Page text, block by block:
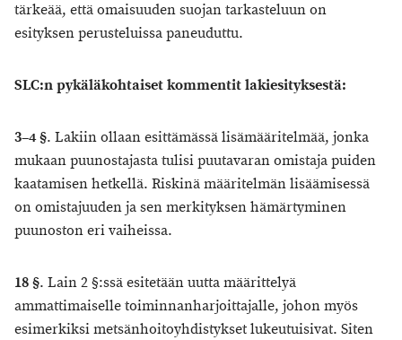
tärkeää, että omaisuuden suojan tarkasteluun on
esityksen perusteluissa paneuduttu.
SLC:n pykäläkohtaiset kommentit lakiesityksestä:
3–4 §. Lakiin ollaan esittämässä lisämääritelmää, jonka
mukaan puunostajasta tulisi puutavaran omistaja puiden
kaatamisen hetkellä. Riskinä määritelmän lisäämisessä
on omistajuuden ja sen merkityksen hämärtyminen
puunoston eri vaiheissa.
18 §. Lain 2 §:ssä esitetään uutta määrittelyä
ammattimaiselle toiminnanharjoittajalle, johon myös
esimerkiksi metsänhoitoyhdistykset lukeutuisivat. Siten